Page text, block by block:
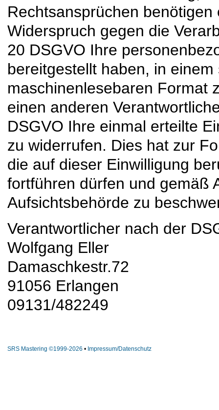
Rechtsansprüchen
Widerspruch gegen die
20 DSGVO Ihre
bereitgestellt haben, in
maschinenlesebaren Format
einen anderen
DSGVO Ihre einmal erteilte
zu widerrufen. Dies hat zur
die auf dieser Einwilligung
fortführen dürfen und gemäß
Aufsichtsbehörde zu
Verantwortlicher nach der
Wolfgang Eller
Damaschkestr.72
91056 Erlangen
09131/482249
SRS Mastering ©1999-2026 • Impressum/Datenschutz